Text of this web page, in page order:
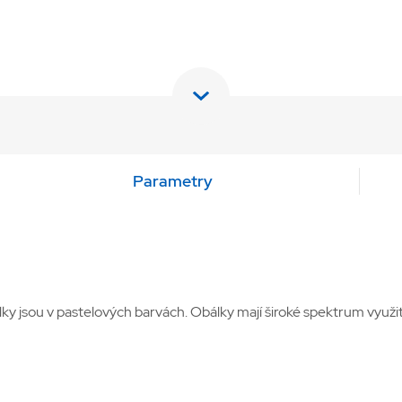
Parametry
jsou v pastelových barvách. Obálky mají široké spektrum